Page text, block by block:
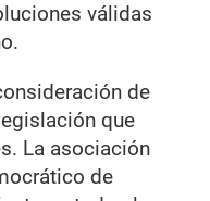
válidas
de
que
La asociación
de